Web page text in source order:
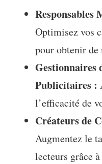
Optimisez vos
pour obtenir
Gestionnaires
Publicitaires :
l’efficacité de
Créateurs de
Augmentez le
lecteurs grâce